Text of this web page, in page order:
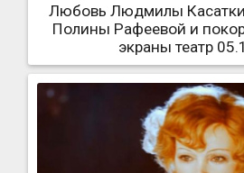
Любовь Людмилы
Полины Рафеевой и
экраны театр